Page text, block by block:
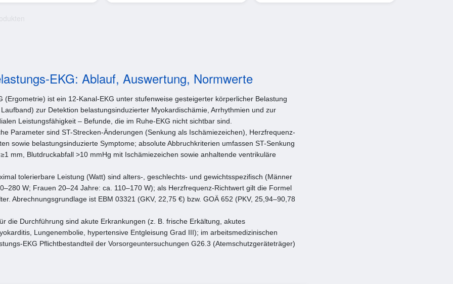
EKG: Ablauf, Auswertung, Normwerte
(Ergometrie) ist ein 12-Kanal-EKG unter stufenweise gesteigerter körperlicher Belastung
zur Detektion belastungsinduzierter Myokardischämie, Arrhythmien und zur
Leistungsfähigkeit – Befunde, die im Ruhe-EKG nicht sichtbar sind.
Parameter sind ST-Strecken-Änderungen (Senkung als Ischämiezeichen), Herzfrequenz-
sowie belastungsinduzierte Symptome; absolute Abbruchkriterien umfassen ST-Senkung
mm, Blutdruckabfall >10 mmHg mit Ischämiezeichen sowie anhaltende ventrikuläre
tolerierbare Leistung (Watt) sind alters-, geschlechts- und gewichtsspezifisch (Männer
W; Frauen 20–24 Jahre: ca. 110–170 W); als Herzfrequenz-Richtwert gilt die Formel
Abrechnungsgrundlage ist EBM 03321 (GKV, 22,75 €) bzw. GOÄ 652 (PKV, 25,94–90,78
die Durchführung sind akute Erkrankungen (z. B. frische Erkältung, akutes
Lungenembolie, hypertensive Entgleisung Grad III); im arbeitsmedizinischen
EKG Pflichtbestandteil der Vorsorgeuntersuchungen G26.3 (Atemschutzgeräteträger)